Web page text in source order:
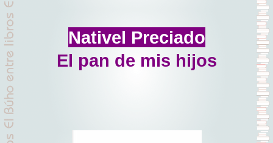
Nativel Preciado
El pan de mis hijos